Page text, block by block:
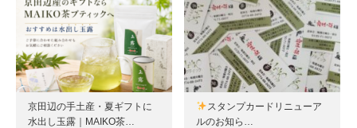
京田辺の手土産・夏ギフトに
水出し玉露｜MAIKO茶…
スタンプカードリニューア
ルのお知ら…